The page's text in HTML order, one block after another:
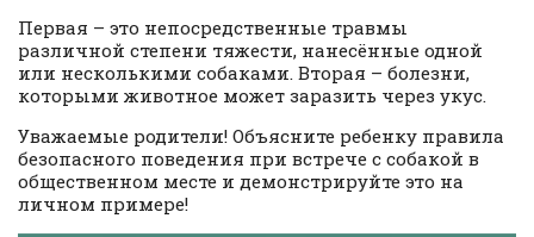
Первая – это непосредственные травмы
различной степени тяжести, нанесённые одной
или несколькими собаками. Вторая – болезни,
которыми животное может заразить через укус.
Уважаемые родители! Объясните ребенку правила
безопасного поведения при встрече с собакой в
общественном месте и демонстрируйте это на
личном примере!